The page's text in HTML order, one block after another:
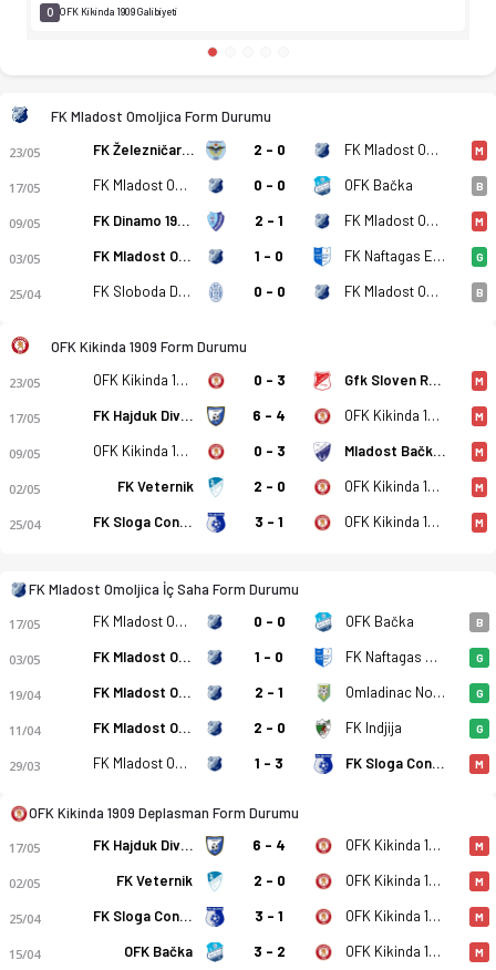
FK Mladost Omoljica - OFK Kikinda 1909 3-4 bitti. Gol
0 OFK Kikinda 1909 Galibiyeti
FK Mladost Omoljica Form Durumu
23/05 FK Železničar Pančevo 2 - 0 FK Mladost Omoljica M
17/05 FK Mladost Omoljica 0 - 0 OFK Bačka B
09/05 FK Dinamo 1945 Pancevo 2 - 1 FK Mladost Omoljica M
03/05 FK Mladost Omoljica 1 - 0 FK Naftagas Elemir G
25/04 FK Sloboda Donji Tovarnik 0 - 0 FK Mladost Omoljica B
OFK Kikinda 1909 Form Durumu
23/05 OFK Kikinda 1909 0 - 3 Gfk Sloven Ruma M
17/05 FK Hajduk Divos 6 - 4 OFK Kikinda 1909 M
09/05 OFK Kikinda 1909 0 - 3 Mladost Bački Jarak M
02/05 FK Veternik 2 - 0 OFK Kikinda 1909 M
25/04 FK Sloga Conoplja 3 - 1 OFK Kikinda 1909 M
FK Mladost Omoljica İç Saha Form Durumu
17/05 FK Mladost Omoljica 0 - 0 OFK Bačka B
03/05 FK Mladost Omoljica 1 - 0 FK Naftagas Elemir G
19/04 FK Mladost Omoljica 2 - 1 Omladinac Novi B. G
11/04 FK Mladost Omoljica 2 - 0 FK Indjija G
29/03 FK Mladost Omoljica 1 - 3 FK Sloga Conoplja M
OFK Kikinda 1909 Deplasman Form Durumu
17/05 FK Hajduk Divos 6 - 4 OFK Kikinda 1909 M
02/05 FK Veternik 2 - 0 OFK Kikinda 1909 M
25/04 FK Sloga Conoplja 3 - 1 OFK Kikinda 1909 M
15/04 OFK Bačka 3 - 2 OFK Kikinda 1909 M